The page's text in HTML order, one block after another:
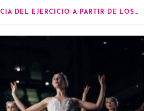
LA IMPORTANCIA DEL EJERCICIO A PARTIR DE LOS 60 AÑOS